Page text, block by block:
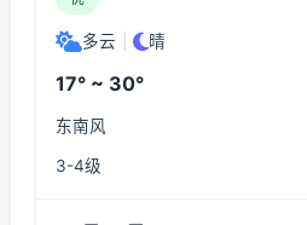
多云 晴
17° ~ 30°
东南风
3-4级